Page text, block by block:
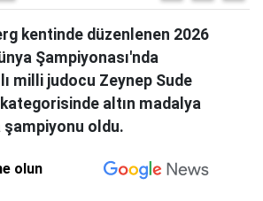
kentinde düzenlenen 2026
Şampiyonası'nda
milli judocu Zeynep Sude
altın madalya
şampiyonu oldu.
olun